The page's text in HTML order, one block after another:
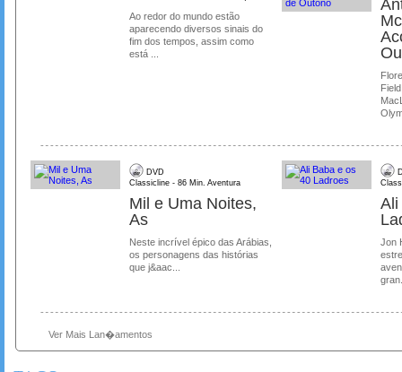
Ao redor do mundo estão
aparecendo diversos sinais do
fim dos tempos, assim como
está ...
DVD
Classicline - 86 Min. Aventura
Mil e Uma Noites,
As
Neste incrível épico das Arábias,
os personagens das histórias
que j&aac...
Ali
Jon
Ver Mais Lan�amentos